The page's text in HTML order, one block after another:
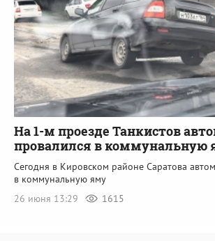
На 1-м проезде Танкистов
провалился в коммунальную
Сегодня в Кировском районе Саратова
в коммунальную яму
26 июня 13:29
1615